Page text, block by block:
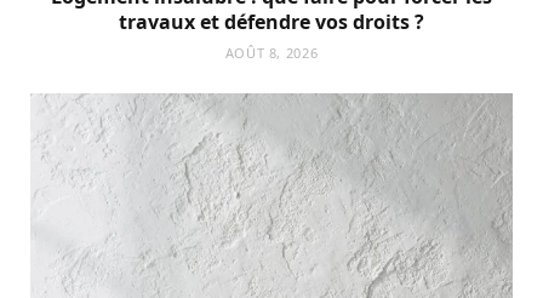
travaux et défendre vos droits ?
AOÛT 8, 2026